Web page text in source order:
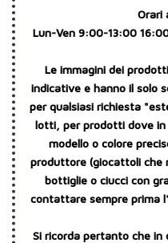
Orari
Lun-Ven 9:00-13:00
Le immagini dei
indicative e hanno il solo
per qualsiasi richiesta
lotti, per prodotti dove in
modello o colore
produttore (giocattoli che
bottiglie o ciucci con
contattare sempre prima
Si ricorda pertanto che in